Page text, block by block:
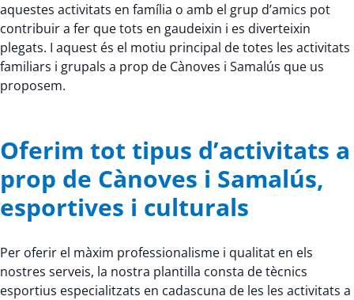
aquestes activitats en família o amb el grup d’amics pot
contribuir a fer que tots en gaudeixin i es diverteixin
plegats. I aquest és el motiu principal de totes les activitats
familiars i grupals a prop de Cànoves i Samalús que us
proposem.
Oferim tot tipus d’activitats a
prop de Cànoves i Samalús,
esportives i culturals
Per oferir el màxim professionalisme i qualitat en els
nostres serveis, la nostra plantilla consta de tècnics
esportius especialitzats en cadascuna de les les activitats a